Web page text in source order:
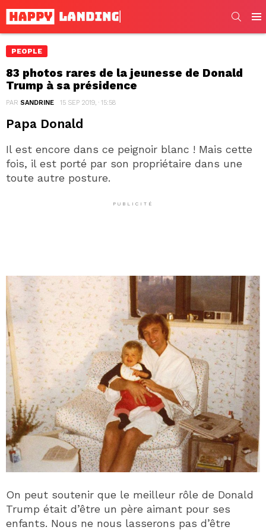
PEOPLE
83 photos rares de la jeunesse de Donald
Trump à sa présidence
PAR SANDRINE 15 SEP 2019, · 15:58
Papa Donald
Il est encore dans ce peignoir blanc ! Mais cette
fois, il est porté par son propriétaire dans une
toute autre posture.
PUBLICITÉ
On peut soutenir que le meilleur rôle de Donald
Trump était d’être un père aimant pour ses
enfants. Nous ne nous lasserons pas d’être